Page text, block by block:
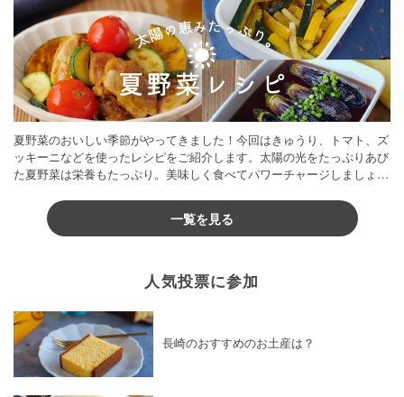
夏野菜のおいしい季節がやってきました！今回はきゅうり、トマト、ズ
ッキーニなどを使ったレシピをご紹介します。太陽の光をたっぷりあび
た夏野菜は栄養もたっぷり。美味しく食べてパワーチャージしましょう
一覧を見る
人気投票に参加
長崎のおすすめのお土産は？